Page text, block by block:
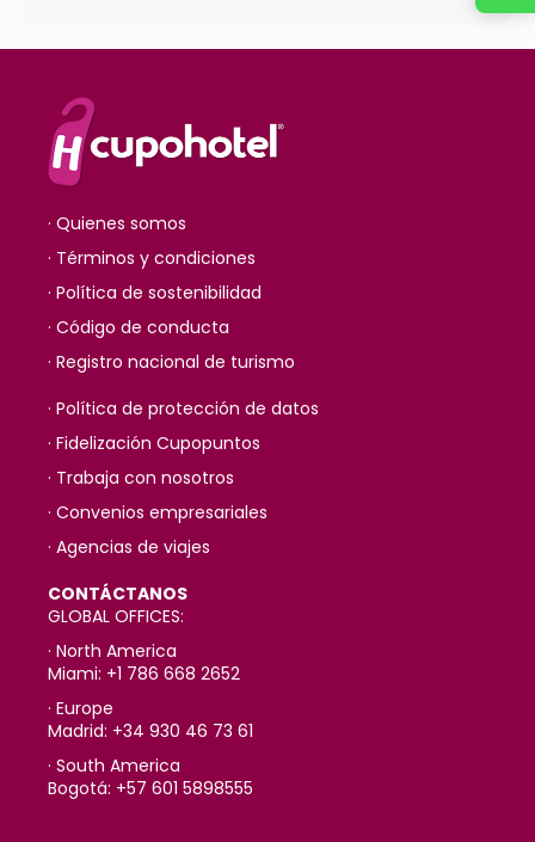
· Quienes somos
· Términos y condiciones
· Política de sostenibilidad
· Código de conducta
· Registro nacional de turismo
· Política de protección de datos
· Fidelización Cupopuntos
· Trabaja con nosotros
· Convenios empresariales
· Agencias de viajes
CONTÁCTANOS
GLOBAL OFFICES:
· North America
Miami: +1 786 668 2652
· Europe
Madrid: +34 930 46 73 61
· South America
Bogotá: +57 601 5898555